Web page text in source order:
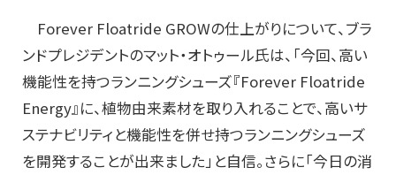
Forever Floatride GROWの仕上がりについて、ブラ
ンドプレジデントのマット・オトゥール氏は、「今回、高い
機能性を持つランニングシューズ『Forever Floatride
Energy』に、植物由来素材を取り入れることで、高いサ
ステナビリティと機能性を併せ持つランニングシューズ
を開発することが出来ました」と自信。さらに「今日の消